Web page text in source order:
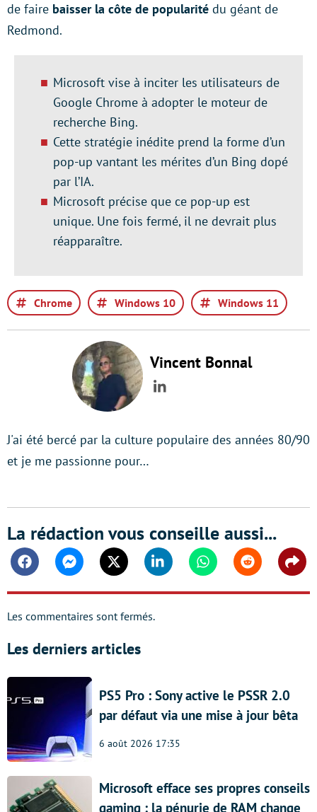
de faire baisser la côte de popularité du géant de
Redmond.
Microsoft vise à inciter les utilisateurs de
Google Chrome à adopter le moteur de
recherche Bing.
Cette stratégie inédite prend la forme d’un
pop-up vantant les mérites d’un Bing dopé
par l’IA.
Microsoft précise que ce pop-up est
unique. Une fois fermé, il ne devrait plus
réapparaître.
Chrome Windows 10 Windows 11
Vincent Bonnal
LinkedIn
J'ai été bercé par la culture populaire des années 80/90
et je me passionne pour…
La rédaction vous conseille aussi...
FacebookMessengerTwitter Linkedin WhatsappReddit
Les commentaires sont fermés.
Les derniers articles
PS5 Pro : Sony active le PSSR 2.0
par défaut via une mise à jour bêta
6 août 2026 17:35
Microsoft efface ses propres conseils
gaming : la pénurie de RAM change